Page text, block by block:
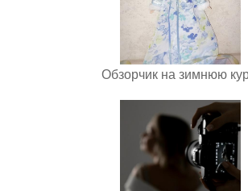
Обзорчик на зимнюю